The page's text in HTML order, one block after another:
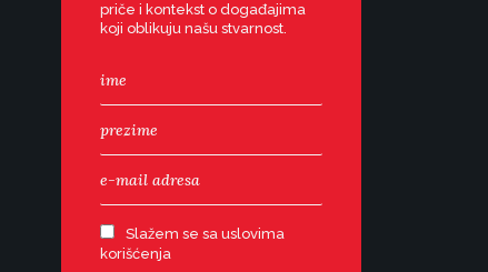
priče i kontekst o događajima
koji oblikuju našu stvarnost.
Slažem se sa uslovima
korišćenja